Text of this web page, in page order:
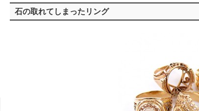
石の取れてしまったリング